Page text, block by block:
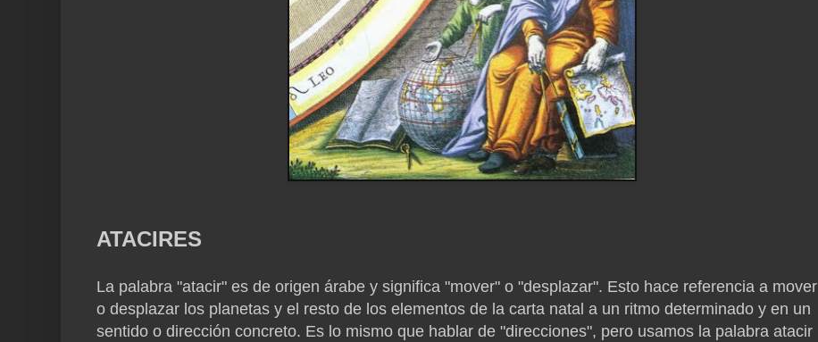
ATACIRES
La palabra "atacir" es de origen árabe y significa "mover" o "desplazar". Esto hace referencia a mover
o desplazar los planetas y el resto de los elementos de la carta natal a un ritmo determinado y en un
sentido o dirección concreto. Es lo mismo que hablar de "direcciones", pero usamos la palabra atacir